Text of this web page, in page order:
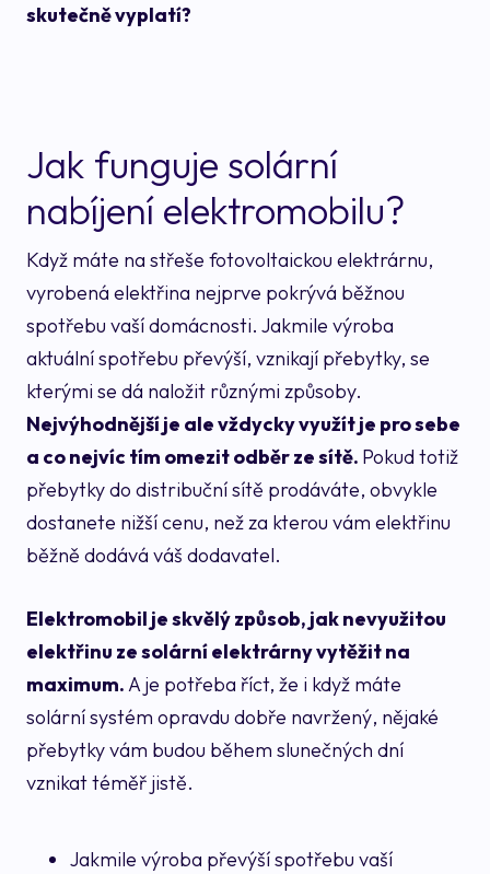
skutečně vyplatí?
Jak funguje solární
nabíjení elektromobilu?
Když máte na střeše fotovoltaickou elektrárnu,
vyrobená elektřina nejprve pokrývá běžnou
spotřebu vaší domácnosti. Jakmile výroba
aktuální spotřebu převýší, vznikají přebytky, se
kterými se dá naložit různými způsoby.
Nejvýhodnější je ale vždycky využít je pro sebe
a co nejvíc tím omezit odběr ze sítě. Pokud totiž
přebytky do distribuční sítě prodáváte, obvykle
dostanete nižší cenu, než za kterou vám elektřinu
běžně dodává váš dodavatel.
Elektromobil je skvělý způsob, jak nevyužitou
elektřinu ze solární elektrárny vytěžit na
maximum. A je potřeba říct, že i když máte
solární systém opravdu dobře navržený, nějaké
přebytky vám budou během slunečných dní
vznikat téměř jistě.
Jakmile výroba převýší spotřebu vaší